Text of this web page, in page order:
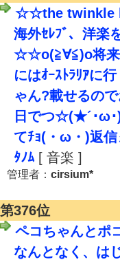
☆☆the
海外ｾﾚﾌﾞ、洋楽
☆☆o(≧∀≦)o将来
にはｵｰｽﾄﾗﾘｱに
ゃん?載せるの
日でつ☆(★´･ω･
てﾁｮ(・ω・)返信
ﾀﾉﾑ [ 音楽 ]
管理者： cirsium*
第376位
ペコちゃんとポ
なんとなく、は